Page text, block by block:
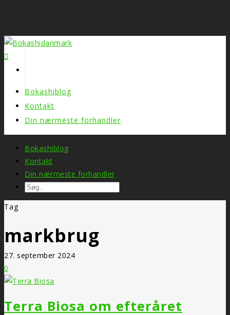
Bokashiblog
Kontakt
Din nærmeste forhandler
Bokashiblog
Kontakt
Din nærmeste forhandler
Tag
markbrug
27. september 2024
0
Terra Biosa om efteråret